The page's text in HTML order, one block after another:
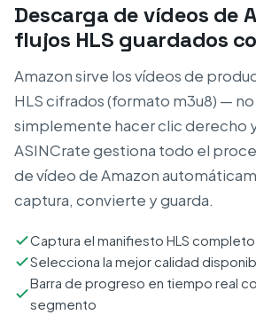
Descarga de vídeos de
flujos HLS guardados
Amazon sirve los vídeos de
HLS cifrados (formato m3u8) —
simplemente hacer clic derecho
ASINCrate gestiona todo el
de vídeo de Amazon
captura, convierte y guarda.
Captura el manifiesto HLS
Selecciona la mejor calidad
Barra de progreso en tiempo real
segmento